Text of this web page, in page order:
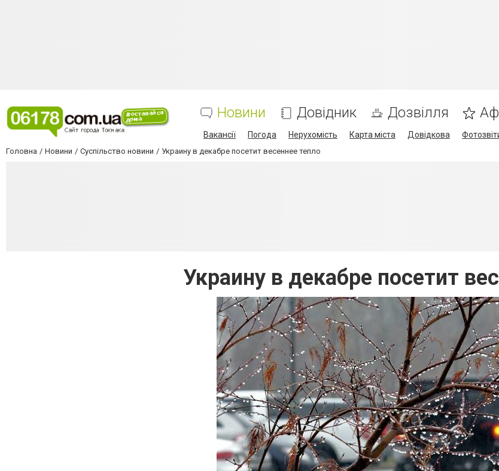
Новини Довідник Дозвілля
Вакансії Погода Нерухомість Карта міста Довідкова
Головна Новини Суспільство новини Украину в декабре посетит весеннее тепло
Украину в декабре посетит